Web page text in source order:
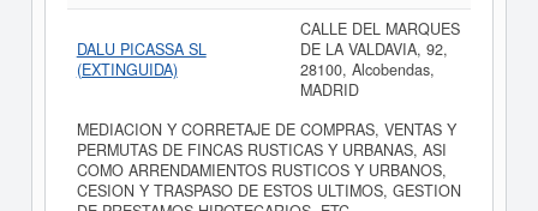
DALU PICASSA SL
(EXTINGUIDA)
CALLE DEL MARQUES
DE LA VALDAVIA, 92,
28100, Alcobendas,
MADRID
MEDIACION Y CORRETAJE DE COMPRAS, VENTAS Y
PERMUTAS DE FINCAS RUSTICAS Y URBANAS, ASI
COMO ARRENDAMIENTOS RUSTICOS Y URBANOS,
CESION Y TRASPASO DE ESTOS ULTIMOS, GESTION